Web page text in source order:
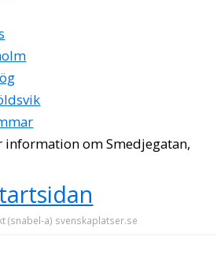
information om Smedjegatan,
(snabel-a) svenskaplatser.se